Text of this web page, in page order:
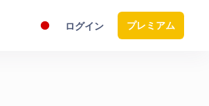
ログイン プレミアム